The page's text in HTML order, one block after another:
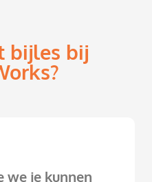
bijles bij
we je kunnen